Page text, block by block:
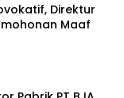
Direktur
Maaf